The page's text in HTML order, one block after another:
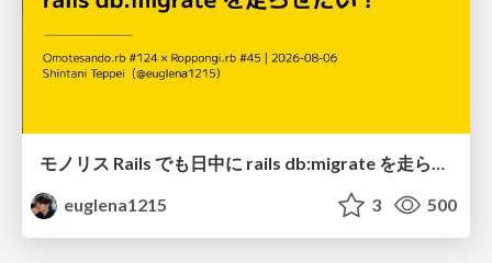
モノリス Rails でも日中に rails db:migrate を走らせたい！ / Daytime rails db:migrate on Monolithic Rails!
euglena1215
3 500